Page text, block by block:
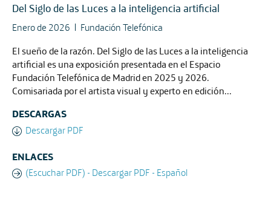
Del Siglo de las Luces a la inteligencia artificial
Enero de 2026
Fundación Telefónica
El sueño de la razón. Del Siglo de las Luces a la inteligencia
artificial es una exposición presentada en el Espacio
Fundación Telefónica de Madrid en 2025 y 2026.
Comisariada por el artista visual y experto en edición...
DESCARGAS
Descargar PDF
ENLACES
(Escuchar PDF) - Descargar PDF - Español